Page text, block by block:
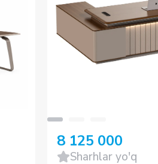
8 125 000
Sharhlar yo'q